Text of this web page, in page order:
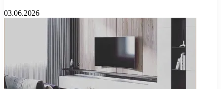
03.06.2026